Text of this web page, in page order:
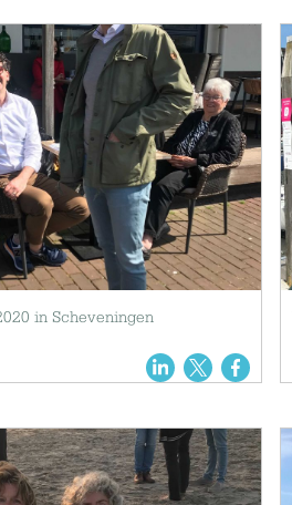
in Scheveningen